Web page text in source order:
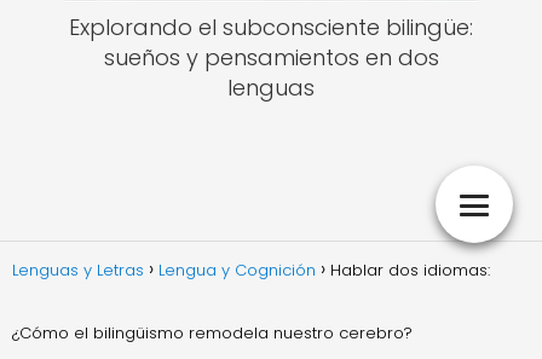
Explorando el subconsciente bilingüe:
sueños y pensamientos en dos
lenguas
Lenguas y Letras Lengua y Cognición Hablar dos idiomas:
¿Cómo el bilingüismo remodela nuestro cerebro?